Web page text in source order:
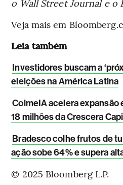
o Wall Street Journal e o
Veja mais em
Leia também
Investidores buscam a
eleições na América Latina
ColmeIA acelera expansão
18 milhões da Crescera
Bradesco colhe frutos de
ação sobe 64% e supera
© 2025 Bloomberg L.P.